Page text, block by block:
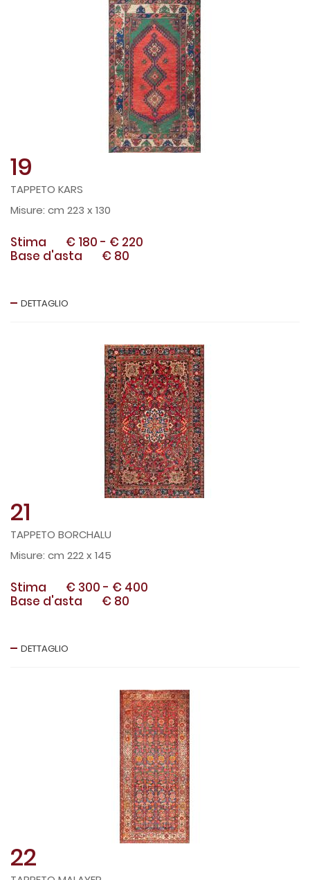
19
TAPPETO KARS
cm 223 x 130
Stima € 180 - € 220
Base d'asta
€ 80
DETTAGLIO
21
TAPPETO BORCHALU
cm 222 x 145
Stima € 300 - € 400
Base d'asta
€ 80
DETTAGLIO
22